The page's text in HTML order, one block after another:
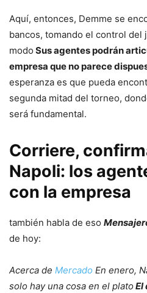
Aquí, entonces, Demme se
bancos, tomando el control del
modo Sus agentes podrán
empresa que no parece
esperanza es que pueda
segunda mitad del torneo,
será fundamental.
Corriere,
Napoli: los
con la empresa
también habla de eso
de hoy:
Acerca de Mercado En enero,
solo hay una cosa en el platoEl